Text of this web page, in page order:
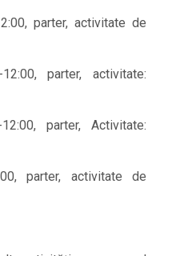
parter, activitate de
parter, activitate:
parter, Activitate:
parter, activitate de